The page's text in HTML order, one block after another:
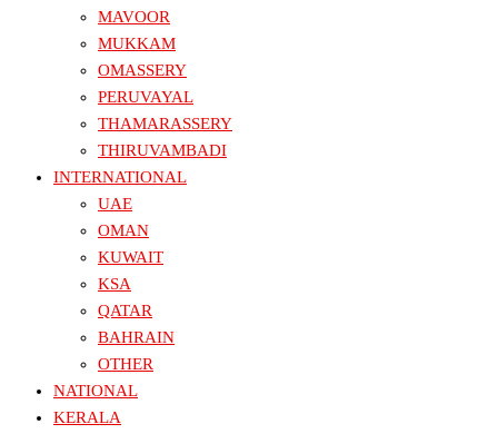
MAVOOR
MUKKAM
OMASSERY
PERUVAYAL
THAMARASSERY
THIRUVAMBADI
INTERNATIONAL
UAE
OMAN
KUWAIT
KSA
QATAR
BAHRAIN
OTHER
NATIONAL
KERALA